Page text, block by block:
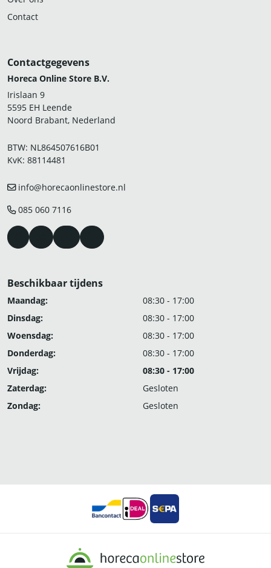
Contact
Contactgegevens
Horeca Online Store B.V.
Irislaan 9
5595 EH Leende
Noord Brabant, Nederland
BTW: NL864507616B01
KvK: 88114481
info@horecaonlinestore.nl
085 060 7116
Beschikbaar tijdens
Maandag:
08:30 - 17:00
Dinsdag:
08:30 - 17:00
Woensdag:
08:30 - 17:00
Donderdag:
08:30 - 17:00
Vrijdag:
08:30 - 17:00
Zaterdag:
Gesloten
Zondag:
Gesloten